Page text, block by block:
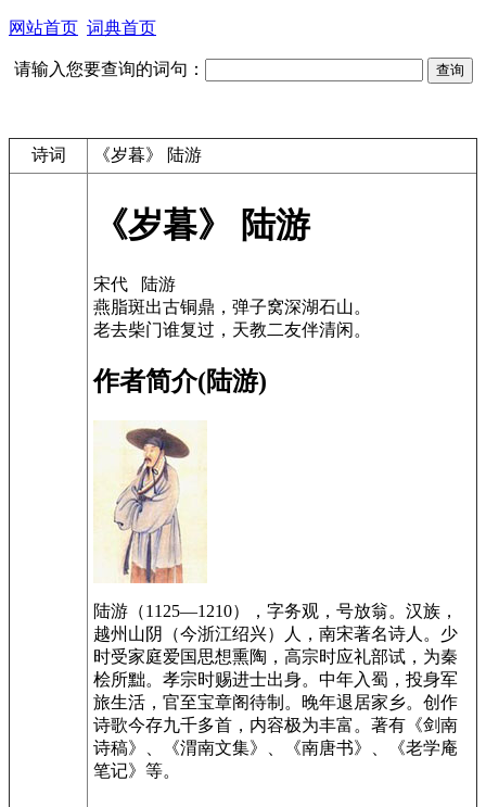
网站首页 词典首页
请输入您要查询的词句：
诗词 《岁暮》 陆游
《岁暮》 陆游
宋代 陆游
燕脂斑出古铜鼎，弹子窝深湖石山。
老去柴门谁复过，天教二友伴清闲。
作者简介(陆游)
陆游（1125—1210），字务观，号放翁。汉族，
越州山阴（今浙江绍兴）人，南宋著名诗人。少
时受家庭爱国思想熏陶，高宗时应礼部试，为秦
桧所黜。孝宗时赐进士出身。中年入蜀，投身军
旅生活，官至宝章阁待制。晚年退居家乡。创作
诗歌今存九千多首，内容极为丰富。著有《剑南
诗稿》、《渭南文集》、《南唐书》、《老学庵
笔记》等。